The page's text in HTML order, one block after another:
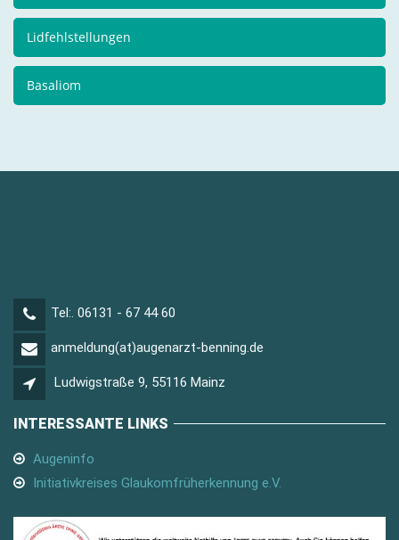
Lidfehlstellungen
Basaliom
Tel:. 06131 - 67 44 60
anmeldung(at)augenarzt-benning.de
Ludwigstraße 9, 55116 Mainz
INTERESSANTE LINKS
Augeninfo
Initiativkreises Glaukomfrüherkennung e.V.